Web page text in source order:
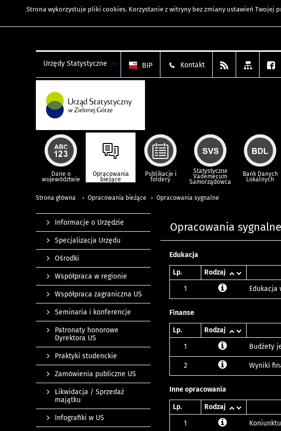
Strona wykorzystuje pliki cookies. Korzystanie z witryny bez zmiany ustawień Twojej
Urzędy Statystyczne BIP Kontakt
Dane o
województwie
Opracowania
bieżące
Publikacje i
foldery
Statystyczne
Vademecum
Samorządowca
Bank Danych
Lokalnych
Strona główna Opracowania bieżące Opracowania sygnalne
Opracowania sygnalne
Edukacja
Lp. Rodzaj
1
Edukacja
Finanse
Lp. Rodzaj
1
Budżety
2 Wyniki
Inne opracowania
Lp. Rodzaj
1
Informacje o Urzędzie
Specjalizacja Urzędu
Ośrodki
Współpraca w regionie
Współpraca zagraniczna US
Seminaria i konferencje
Patronaty honorowe
Dyrektora US
Praktyki studenckie
Zamówienia publiczne US
Likwidacja / Sprzedaż
majątku
Infografiki w US